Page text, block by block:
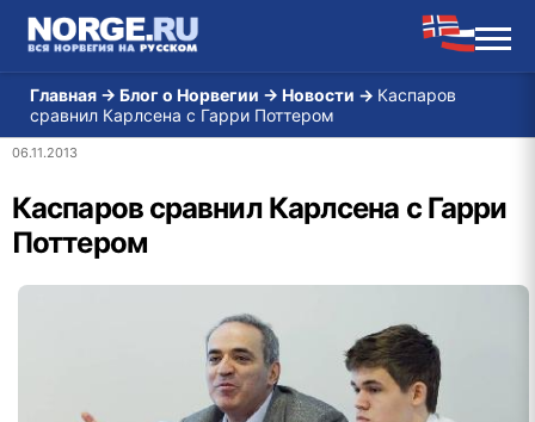
Главная → Блог о Норвегии → Новости → Каспаров
сравнил Карлсена с Гарри Поттером
06.11.2013
Каспаров сравнил Карлсена с Гарри
Поттером